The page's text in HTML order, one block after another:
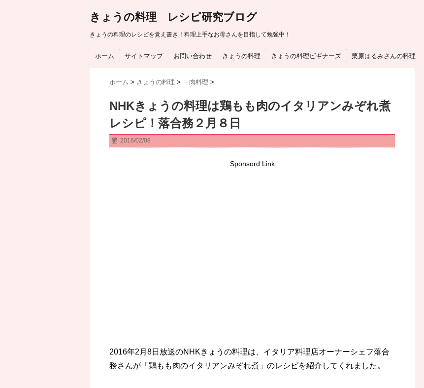
きょうの料理 レシピ研究ブログ
きょうの料理のレシピを覚え書き！料理上手なお母さんを目指して勉強中！
ホーム サイトマップ お問い合わせ きょうの料理 きょうの料理ビギナーズ 栗原はるみさんの料理
ホーム > きょうの料理 > ・肉料理 >
NHKきょうの料理は鶏もも肉のイタリアンみぞれ煮
レシピ！落合務２月８日
2016/02/08
Sponsord Link
2016年2月8日放送のNHKきょうの料理は、イタリア料理店オーナーシェフ落合
務さんが「鶏もも肉のイタリアンみぞれ煮」のレシピを紹介してくれました。